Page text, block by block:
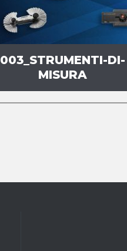
003_STRUMENTI-DI-
MISURA